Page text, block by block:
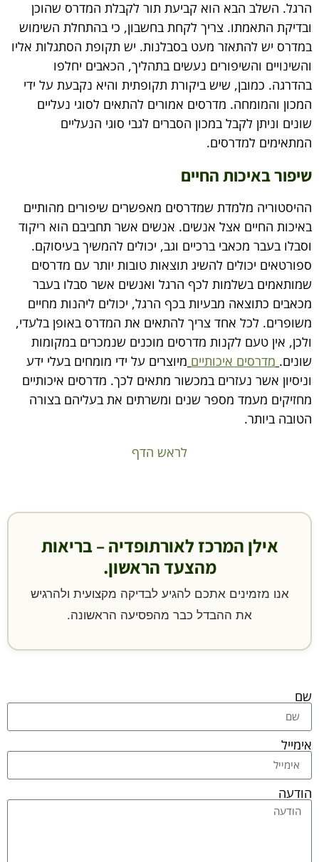
הרגל. השלב הבא הוא קביעת תור לקבלת המדרס שהוכן
ובדיקת התאמתו. צריך לקחת בחשבון, כי בהתחלת השימוש
במדרס יש להתאזר מעט בסבלנות. יש תקופת הסתגלות אליו
והשינויים והשיפורים נעשים בתהליך, הכאבים יחלפו
בהדרגה. כמובן, שיש ביקורת תקופתית והיא נקבעת על ידי
המכון והמומחה. מדרסים אמורים להתאים לסוגי נעליים
שונים וניתן לקבל במכון הסברים לגבי סוגי הנעליים
המתאימים למדרסים.
שיפור באיכות החיים
ההיסטוריה מלמדת שמדרסים מאפשרים שיפורים מהותיים
באיכות החיים אצל אנשים. אנשים אשר תחביבם הוא ריקוד
וסבלו בעבר מכאבי ברכיים וגב, יכולים להמשיך בעיסוקם.
ספורטאים יכולים להשיג תוצאות טובות יותר עם מדרסים
שמותאמים בשלמות לכף הרגל ואנשים אשר סבלו בעבר
מכאבים כתוצאה מבעיות בכף הרגל, יכולים ליהנות מחיים
משופרים. לכל אחד צריך להתאים את המדרס באופן בלעדי,
ולכן, אין טעם לקנות מדרסים מוכנים שנמכרים במקומות
שונים. מדרסים איכותיים מיוצרים על ידי מומחים בעלי ידע
וניסיון אשר נעזרים במכשור מתאים לכך. מדרסים איכותיים
מחזיקים מעמד מספר שנים ומשרתים את בעליהם בצורה
הטובה ביותר.
לראש הדף
אילן המרכז לאורתופדיה – בריאות
מהצעד הראשון.
אנו מזמינים אתכם להגיע לבדיקה מקצועית ולהרגיש
את ההבדל כבר מהפסיעה הראשונה.
שם
אימייל
הודעה